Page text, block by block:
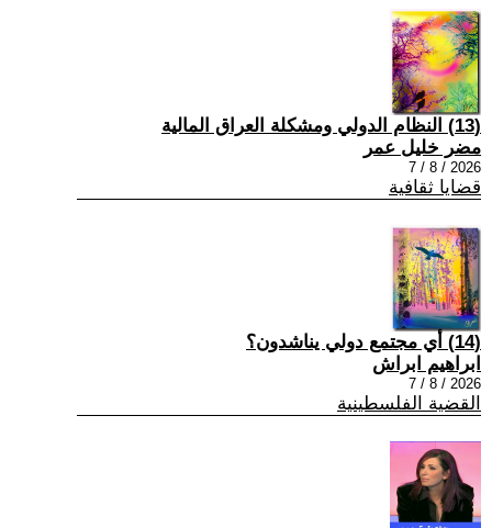
(13) النظام الدولي ومشكلة العراق المالية
مضر خليل عمر
2026 / 8 / 7
قضايا ثقافية
(14) أي مجتمع دولي يناشدون؟
ابراهيم ابراش
2026 / 8 / 7
القضية الفلسطينية